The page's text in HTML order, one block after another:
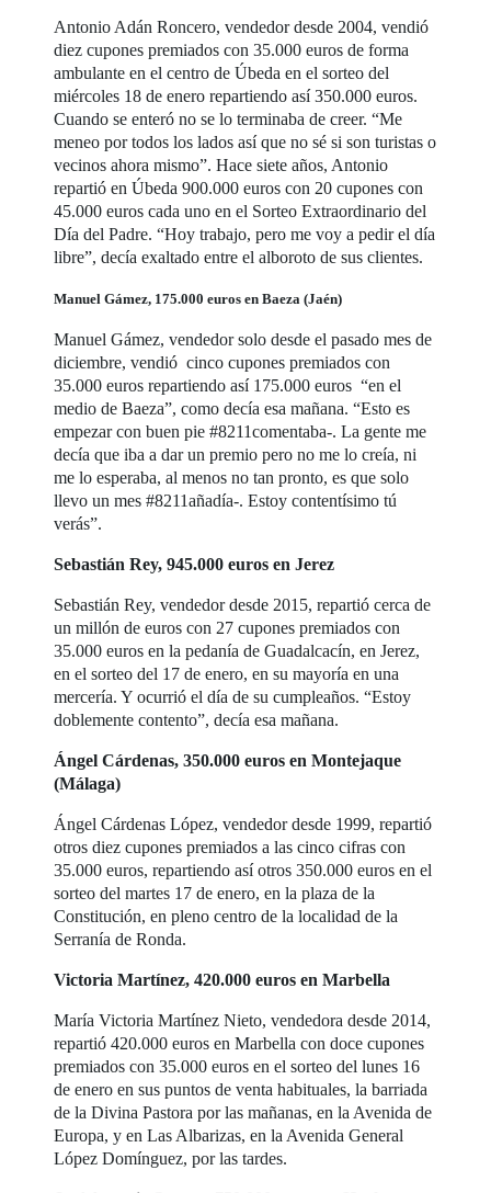
Antonio Adán Roncero, vendedor desde 2004, vendió
diez cupones premiados con 35.000 euros de forma
ambulante en el centro de Úbeda en el sorteo del
miércoles 18 de enero repartiendo así 350.000 euros.
Cuando se enteró no se lo terminaba de creer. “Me
meneo por todos los lados así que no sé si son turistas o
vecinos ahora mismo”. Hace siete años, Antonio
repartió en Úbeda 900.000 euros con 20 cupones con
45.000 euros cada uno en el Sorteo Extraordinario del
Día del Padre. “Hoy trabajo, pero me voy a pedir el día
libre”, decía exaltado entre el alboroto de sus clientes.
Manuel Gámez, 175.000 euros en Baeza (Jaén)
Manuel Gámez, vendedor solo desde el pasado mes de
diciembre, vendió cinco cupones premiados con
35.000 euros repartiendo así 175.000 euros “en el
medio de Baeza”, como decía esa mañana. “Esto es
empezar con buen pie #8211comentaba-. La gente me
decía que iba a dar un premio pero no me lo creía, ni
me lo esperaba, al menos no tan pronto, es que solo
llevo un mes #8211añadía-. Estoy contentísimo tú
verás”.
Sebastián Rey, 945.000 euros en Jerez
Sebastián Rey, vendedor desde 2015, repartió cerca de
un millón de euros con 27 cupones premiados con
35.000 euros en la pedanía de Guadalcacín, en Jerez,
en el sorteo del 17 de enero, en su mayoría en una
mercería. Y ocurrió el día de su cumpleaños. “Estoy
doblemente contento”, decía esa mañana.
Ángel Cárdenas, 350.000 euros en Montejaque
(Málaga)
Ángel Cárdenas López, vendedor desde 1999, repartió
otros diez cupones premiados a las cinco cifras con
35.000 euros, repartiendo así otros 350.000 euros en el
sorteo del martes 17 de enero, en la plaza de la
Constitución, en pleno centro de la localidad de la
Serranía de Ronda.
Victoria Martínez, 420.000 euros en Marbella
María Victoria Martínez Nieto, vendedora desde 2014,
repartió 420.000 euros en Marbella con doce cupones
premiados con 35.000 euros en el sorteo del lunes 16
de enero en sus puntos de venta habituales, la barriada
de la Divina Pastora por las mañanas, en la Avenida de
Europa, y en Las Albarizas, en la Avenida General
López Domínguez, por las tardes.